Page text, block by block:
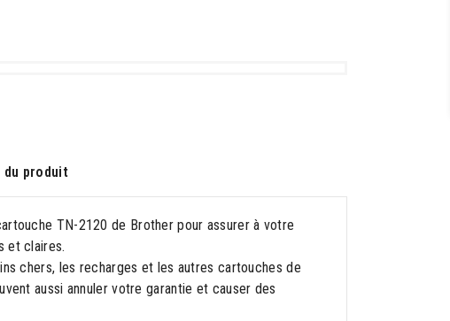
du produit
TN-2120 de Brother pour assurer à votre
et claires.
chers, les recharges et les autres cartouches de
aussi annuler votre garantie et causer des